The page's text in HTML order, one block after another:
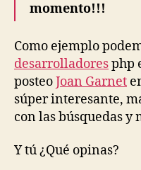
momento!!!
Como ejemplo
desarrolladoresphp
posteoJoan Garnet
súper interesante,
con las búsquedas y
Y tú ¿Qué opinas?